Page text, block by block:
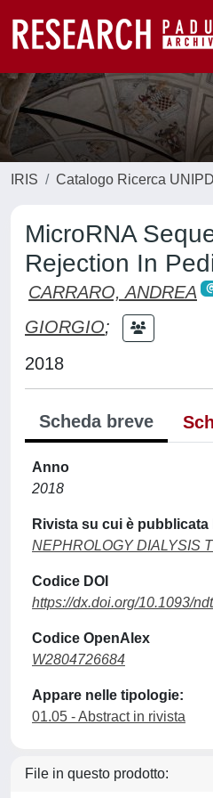
IRIS Catalogo Ricerca UNIPD
MicroRNA
Rejection In
CARRARO, ANDREA
GIORGIO;
2018
Scheda breve
Anno
2018
Rivista su cui è pubblicata
NEPHROLOGY DIALYSIS
Codice DOI
https://dx.doi.org/10.1093/
Codice OpenAlex
W2804726684
Appare nelle tipologie:
01.05 - Abstract in rivista
File in questo prodotto: